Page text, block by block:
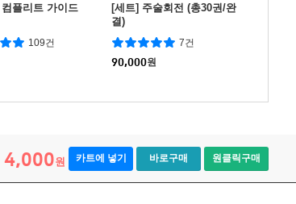
플리트 가이드
109건
[세트] 주술회전 (총30권/완
결)
7건
90,000원
4,000원 카트에 넣기 바로구매 원클릭구매